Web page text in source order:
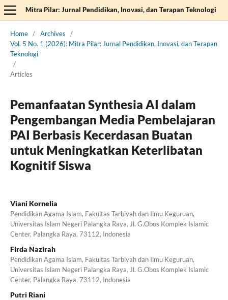
Mitra Pilar: Jurnal Pendidikan, Inovasi, dan Terapan Teknologi
Home / Archives
/
Vol. 5 No. 1 (2026): Mitra Pilar: Jurnal Pendidikan, Inovasi, dan Terapan
Teknologi
/
Articles
Pemanfaatan Synthesia AI dalam
Pengembangan Media Pembelajaran
PAI Berbasis Kecerdasan Buatan
untuk Meningkatkan Keterlibatan
Kognitif Siswa
Viani Kornelia
Pendidikan Agama Islam, Fakultas Tarbiyah dan Ilmu Keguruan,
Universitas Islam Negeri Palangka Raya, Jl. G.Obos Komplek Islamic
Center, Palangka Raya, 73112, Indonesia
Firda Nazirah
Pendidikan Agama Islam, Fakultas Tarbiyah dan Ilmu Keguruan,
Universitas Islam Negeri Palangka Raya, Jl. G.Obos Komplek Islamic
Center, Palangka Raya, 73112, Indonesia
Putri Riani